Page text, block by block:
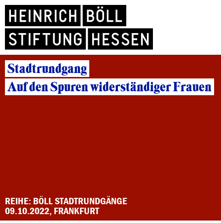
Stadtrundgang
Auf den Spuren widerständiger Frauen
REIHE: BÖLL STADTRUNDGÄNGE
09.10.2022, FRANKFURT